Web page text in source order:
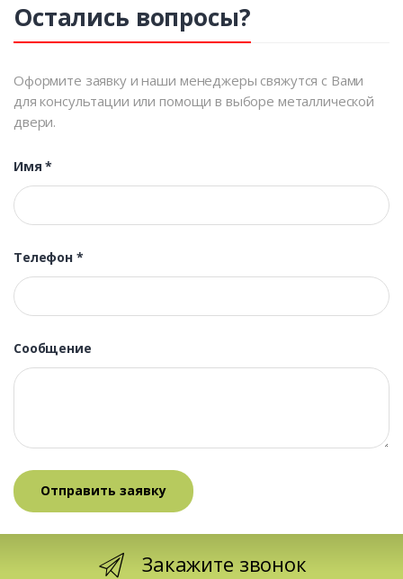
Остались вопросы?
Оформите заявку и наши менеджеры свяжутся с Вами
для консультации или помощи в выборе металлической
двери.
Имя*
Телефон *
Сообщение
Закажите звонок